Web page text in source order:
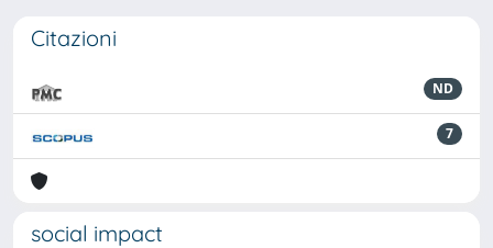
Citazioni
ND
7
social impact